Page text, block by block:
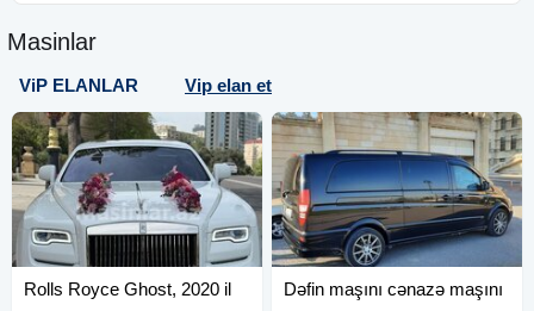
Masinlar
ViP ELANLAR Vip elan et
Rolls Royce Ghost, 2020 il Dəfin maşını cənazə maşını